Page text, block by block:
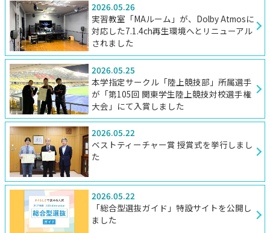
2026.05.26
実習教室「MAルーム」が、Dolby Atmosに
対応した7.1.4ch再生環境へとリニューアル
されました
2026.05.25
本学指定サークル「陸上競技部」所属選手
が「第105回 関東学生陸上競技対校選手権
大会」にて入賞しました
2026.05.22
ベストティーチャー賞 授賞式を挙行しまし
た
2026.05.22
「総合型選抜ガイド」特設サイトを公開し
ました